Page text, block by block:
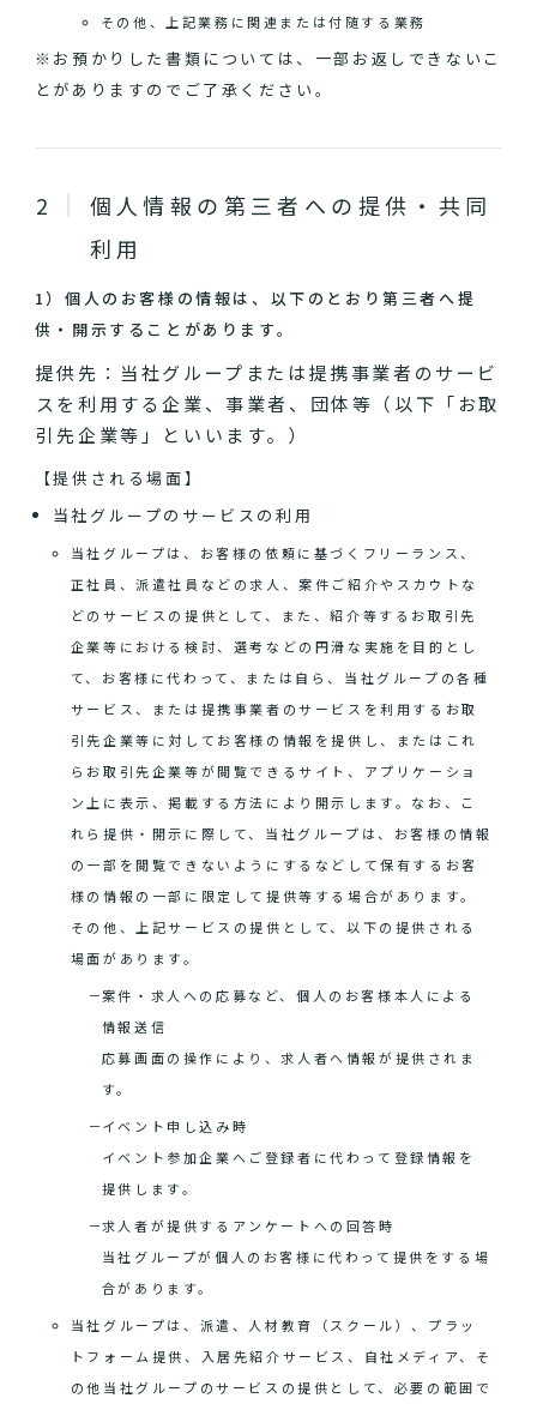
その他、上記業務に関連または付随する業務
※お預かりした書類については、一部お返しできないこ
とがありますのでご了承ください。
個人情報の第三者への提供・共同
利用
1）個人のお客様の情報は、以下のとおり第三者へ提
供・開示することがあります。
提供先：当社グループまたは提携事業者のサービ
スを利用する企業、事業者、団体等（以下「お取
引先企業等」といいます。）
【提供される場面】
当社グループのサービスの利用
当社グループは、お客様の依頼に基づくフリーランス、
正社員、派遣社員などの求人、案件ご紹介やスカウトな
どのサービスの提供として、また、紹介等するお取引先
企業等における検討、選考などの円滑な実施を目的とし
て、お客様に代わって、または自ら、当社グループの各種
サービス、または提携事業者のサービスを利用するお取
引先企業等に対してお客様の情報を提供し、またはこれ
らお取引先企業等が閲覧できるサイト、アプリケーショ
ン上に表示、掲載する方法により開示します。なお、こ
れら提供・開示に際して、当社グループは、お客様の情報
の一部を閲覧できないようにするなどして保有するお客
様の情報の一部に限定して提供等する場合があります。
その他、上記サービスの提供として、以下の提供される
場面があります。
案件・求人への応募など、個人のお客様本人による
情報送信
応募画面の操作により、求人者へ情報が提供されま
す。
イベント申し込み時
イベント参加企業へご登録者に代わって登録情報を
提供します。
求人者が提供するアンケートへの回答時
当社グループが個人のお客様に代わって提供をする場
合があります。
当社グループは、派遣、人材教育（スクール）、プラッ
トフォーム提供、入居先紹介サービス、自社メディア、そ
の他当社グループのサービスの提供として、必要の範囲で